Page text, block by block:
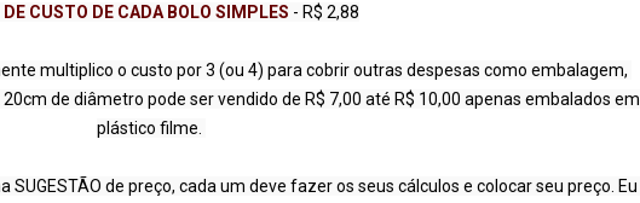
DE CUSTO DE CADA BOLO SIMPLES
multiplico o custo por 3 (ou 4) para cobrir outras despesas como embalagem,
de diâmetro pode ser vendido de R$ 7,00 até R$ 10,00 apenas embalados em
plástico filme.
de preço, cada um deve fazer os seus cálculos e colocar seu preço. Eu